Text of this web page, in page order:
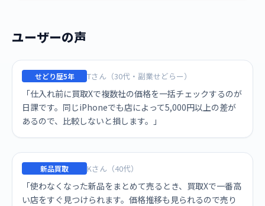
ユーザーの声
せどり歴5年 Tさん（30代・副業せどらー）
「仕入れ前に買取Xで複数社の価格を一括チェックするのが
日課です。同じiPhoneでも店によって5,000円以上の差が
あるので、比較しないと損します。」
新品買取 Kさん（40代）
「使わなくなった新品をまとめて売るとき、買取Xで一番高
い店をすぐ見つけられます。価格推移も見られるので売り